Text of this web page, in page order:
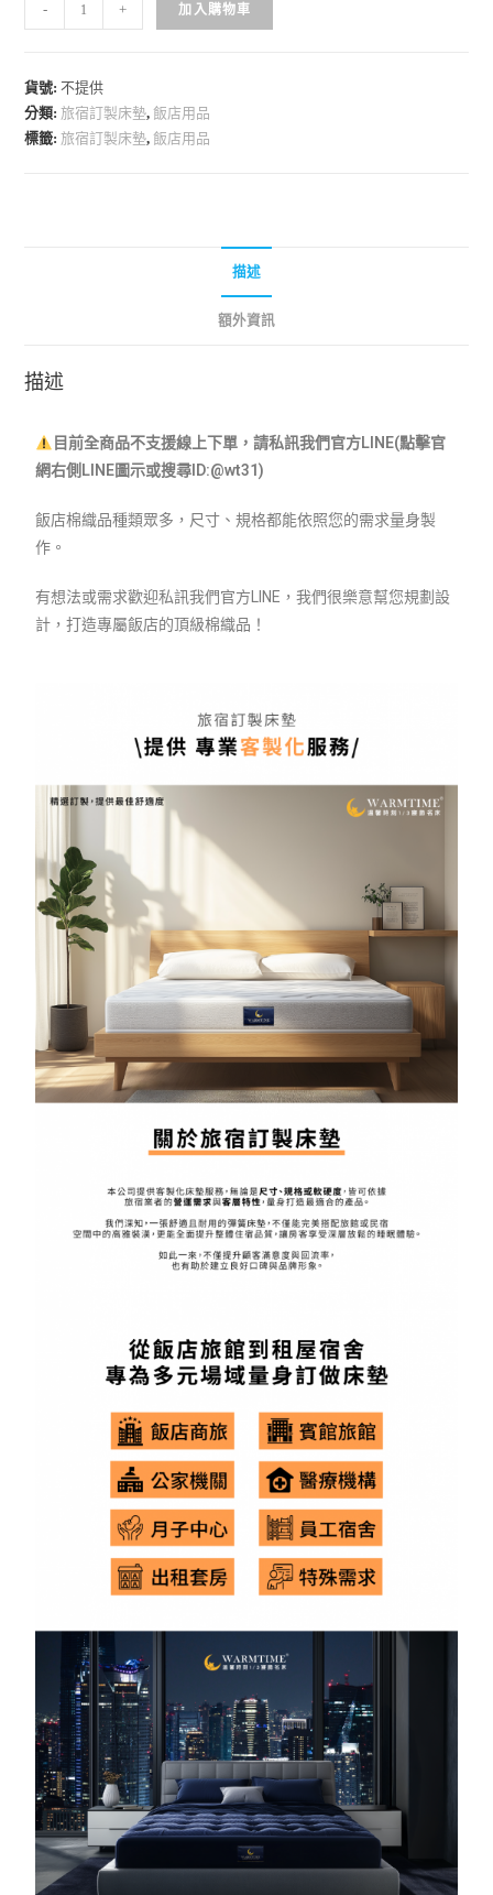
- + 加入購物車
貨號:不提供
分類:旅宿訂製床墊,飯店用品
標籤:旅宿訂製床墊,飯店用品
描述
額外資訊
描述
目前全商品不支援線上下單，請私訊我們官方LINE(點擊官
網右側LINE圖示或搜尋ID:@wt31)
飯店棉織品種類眾多，尺寸、規格都能依照您的需求量身製
作。
有想法或需求歡迎私訊我們官方LINE，我們很樂意幫您規劃設
計，打造專屬飯店的頂級棉織品！